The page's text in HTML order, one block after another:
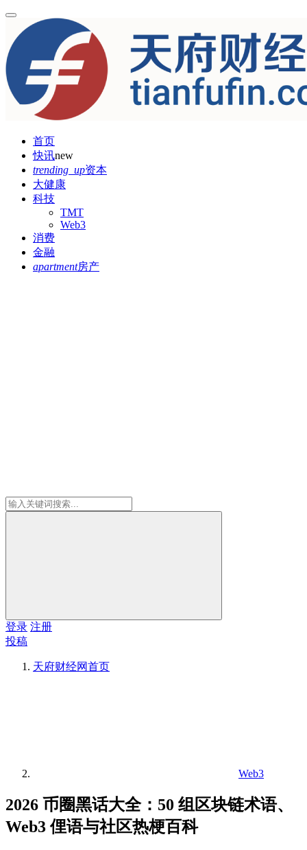
首页
快讯new
trending_up资本
大健康
科技
TMT
Web3
消费
金融
apartment房产
登录 注册
投稿
天府财经网首页
Web3
2026 币圈黑话大全：50 组区块链术语、
Web3 俚语与社区热梗百科